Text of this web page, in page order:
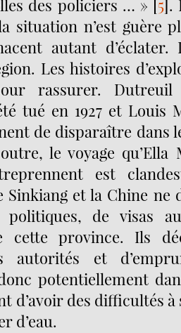
des policiers … » [5].
situation n’est guère
autant
Les histoires
rassurer.
tué en 1927 et Louis
de disparaître dans
le voyage
est
Sinkiang et la Chine ne
politiques, de visas
cette province. Ils
autorités et
potentiellement
d’avoir des difficultés à
d’eau.